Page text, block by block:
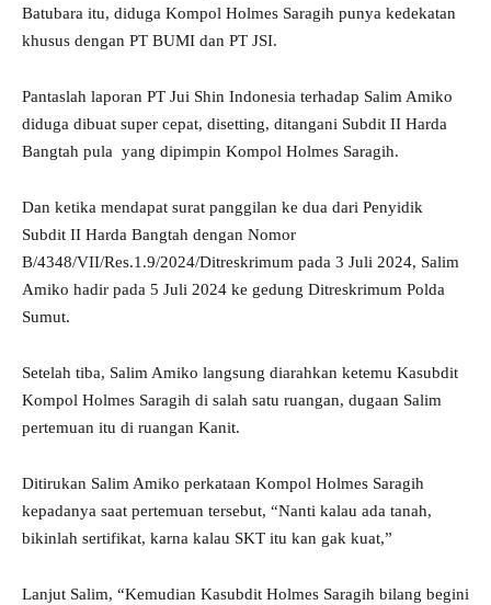
Batubara itu, diduga Kompol Holmes Saragih punya kedekatan
khusus dengan PT BUMI dan PT JSI.
Pantaslah laporan PT Jui Shin Indonesia terhadap Salim Amiko
diduga dibuat super cepat, disetting, ditangani Subdit II Harda
Bangtah pula yang dipimpin Kompol Holmes Saragih.
Dan ketika mendapat surat panggilan ke dua dari Penyidik
Subdit II Harda Bangtah dengan Nomor
B/4348/VII/Res.1.9/2024/Ditreskrimum pada 3 Juli 2024, Salim
Amiko hadir pada 5 Juli 2024 ke gedung Ditreskrimum Polda
Sumut.
Setelah tiba, Salim Amiko langsung diarahkan ketemu Kasubdit
Kompol Holmes Saragih di salah satu ruangan, dugaan Salim
pertemuan itu di ruangan Kanit.
Ditirukan Salim Amiko perkataan Kompol Holmes Saragih
kepadanya saat pertemuan tersebut, “Nanti kalau ada tanah,
bikinlah sertifikat, karna kalau SKT itu kan gak kuat,”
Lanjut Salim, “Kemudian Kasubdit Holmes Saragih bilang begini